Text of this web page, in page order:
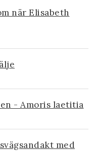
när Elisabeth
- Amoris laetitia
med